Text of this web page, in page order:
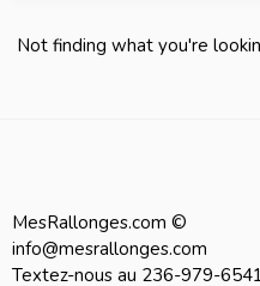
Not finding what you're
MesRallonges.com ©
info@mesrallonges.com
Textez-nous au 236-979-